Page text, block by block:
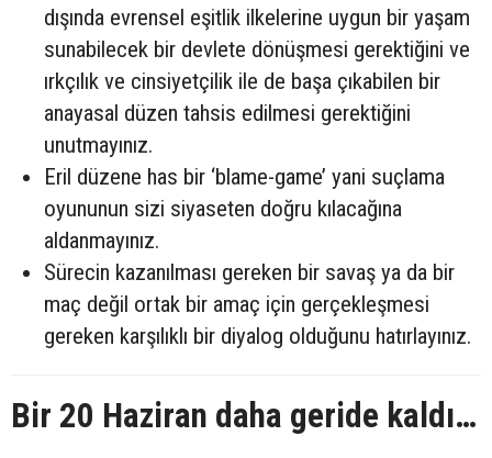
dışında evrensel eşitlik ilkelerine uygun bir yaşam
sunabilecek bir devlete dönüşmesi gerektiğini ve
ırkçılık ve cinsiyetçilik ile de başa çıkabilen bir
anayasal düzen tahsis edilmesi gerektiğini
unutmayınız.
Eril düzene has bir ‘blame-game’ yani suçlama
oyununun sizi siyaseten doğru kılacağına
aldanmayınız.
Sürecin kazanılması gereken bir savaş ya da bir
maç değil ortak bir amaç için gerçekleşmesi
gereken karşılıklı bir diyalog olduğunu hatırlayınız.
Bir 20 Haziran daha geride kaldı…